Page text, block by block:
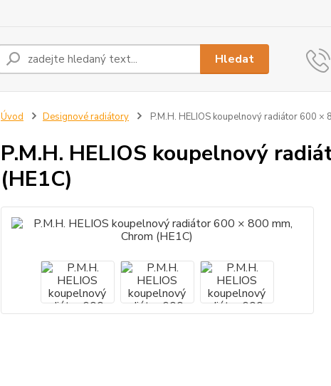
Hledat
Úvod Designové radiátory P.M.H. HELIOS koupelnový radiátor 600 ×
P.M.H. HELIOS koupelnový
(HE1C)